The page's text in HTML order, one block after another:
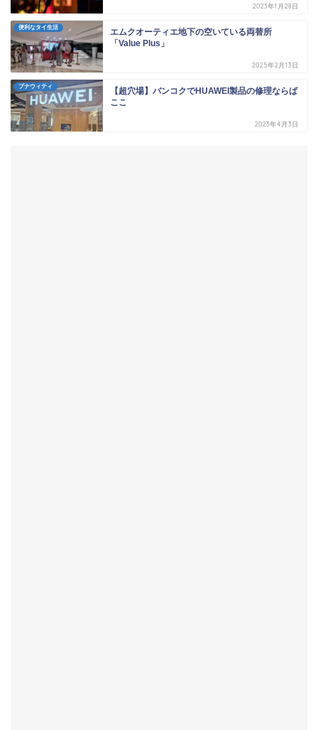
2023年1月28日
便利なタイ生活
エムクオーティエ地下の空いている両替所
「Value Plus」
2025年2月13日
プナウィティ
【超穴場】バンコクでHUAWEI製品の修理ならば
ここ
2023年4月3日